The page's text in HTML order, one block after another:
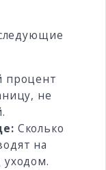
процент
не
Сколько
на